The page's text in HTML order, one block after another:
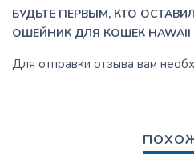
БУДЬТЕ ПЕРВЫМ, КТО
ОШЕЙНИК ДЛЯ КОШЕК HAWAII
Для отправки отзыва вам